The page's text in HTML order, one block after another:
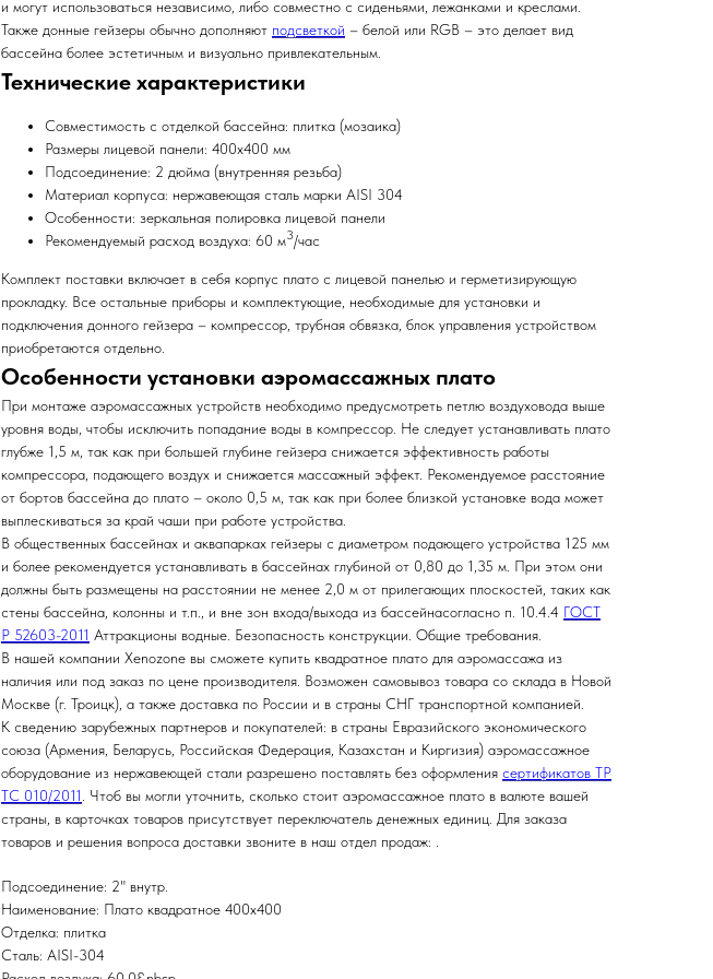
и могут использоваться независимо, либо совместно с сиденьями, лежанками и креслами.
Также донные гейзеры обычно дополняют подсветкой – белой или RGB – это делает вид
бассейна более эстетичным и визуально привлекательным.
Технические характеристики
Совместимость с отделкой бассейна: плитка (мозаика)
Размеры лицевой панели: 400х400 мм
Подсоединение: 2 дюйма (внутренняя резьба)
Материал корпуса: нержавеющая сталь марки AISI 304
Особенности: зеркальная полировка лицевой панели
Рекомендуемый расход воздуха: 60 м3/час
Комплект поставки включает в себя корпус плато с лицевой панелью и герметизирующую
прокладку. Все остальные приборы и комплектующие, необходимые для установки и
подключения донного гейзера – компрессор, трубная обвязка, блок управления устройством
приобретаются отдельно.
Особенности установки аэромассажных плато
При монтаже аэромассажных устройств необходимо предусмотреть петлю воздуховода выше
уровня воды, чтобы исключить попадание воды в компрессор. Не следует устанавливать плато
глубже 1,5 м, так как при большей глубине гейзера снижается эффективность работы
компрессора, подающего воздух и снижается массажный эффект. Рекомендуемое расстояние
от бортов бассейна до плато – около 0,5 м, так как при более близкой установке вода может
выплескиваться за край чаши при работе устройства.
В общественных бассейнах и аквапарках гейзеры с диаметром подающего устройства 125 мм
и более рекомендуется устанавливать в бассейнах глубиной от 0,80 до 1,35 м. При этом они
должны быть размещены на расстоянии не менее 2,0 м от прилегающих плоскостей, таких как
стены бассейна, колонны и т.п., и вне зон входа/выхода из бассейнасогласно п. 10.4.4 ГОСТ
Р 52603-2011 Аттракционы водные. Безопасность конструкции. Общие требования.
В нашей компании Xenozone вы сможете купить квадратное плато для аэромассажа из
наличия или под заказ по цене производителя. Возможен самовывоз товара со склада в Новой
Москве (г. Троицк), а также доставка по России и в страны СНГ транспортной компанией.
К сведению зарубежных партнеров и покупателей: в страны Евразийского экономического
союза (Армения, Беларусь, Российская Федерация, Казахстан и Киргизия) аэромассажное
оборудование из нержавеющей стали разрешено поставлять без оформления сертификатов ТР
ТС 010/2011. Чтоб вы могли уточнить, сколько стоит аэромассажное плато в валюте вашей
страны, в карточках товаров присутствует переключатель денежных единиц. Для заказа
товаров и решения вопроса доставки звоните в наш отдел продаж: .
Подсоединение: 2" внутр.
Наименование: Плато квадратное 400х400
Отделка: плитка
Сталь: AISI-304